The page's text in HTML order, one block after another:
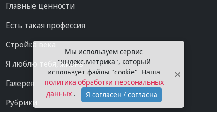
Главные ценности
Есть такая профессия
Стройка века
Я люблю тебя, жизнь
Галерея
Рубрики
Мы используем сервис
"Яндекс.Метрика", который
использует файлы "cookie". Наша
политика обработки персональных
данных . Я согласен / согласна